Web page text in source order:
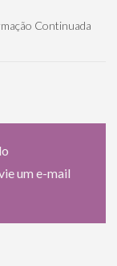
Continuada
um e-mail